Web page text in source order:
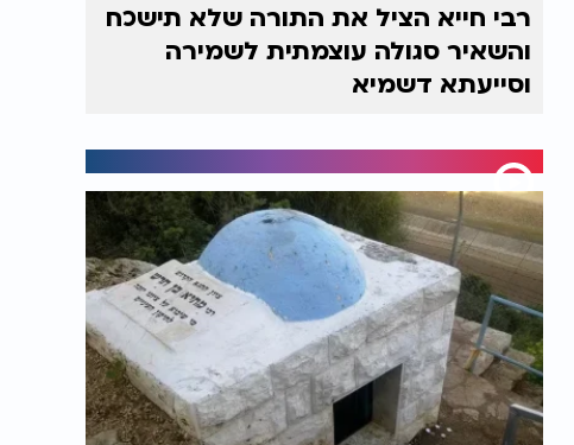
רבי חייא הציל את התורה שלא תישכח
והשאיר סגולה עוצמתית לשמירה
וסייעתא דשמיא